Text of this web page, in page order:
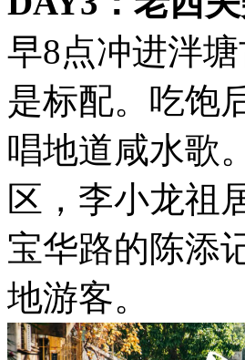
早8点冲进泮
是标配。吃饱
唱地道咸水歌
区，李小龙祖
宝华路的陈添
地游客。